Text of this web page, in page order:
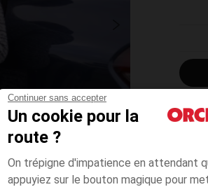
Continuer sans accepter
Un cookie pour la
route ?
On trépigne d'impatience en attendant
appuyiez sur le bouton magique pour